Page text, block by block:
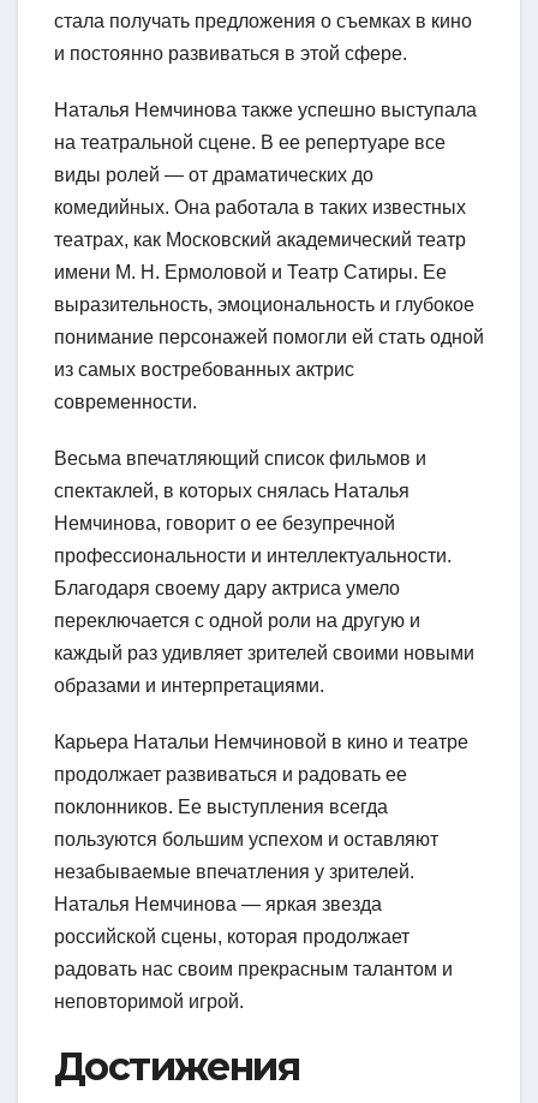
стала получать предложения о съемках в кино
и постоянно развиваться в этой сфере.
Наталья Немчинова также успешно выступала
на театральной сцене. В ее репертуаре все
виды ролей — от драматических до
комедийных. Она работала в таких известных
театрах, как Московский академический театр
имени М. Н. Ермоловой и Театр Сатиры. Ее
выразительность, эмоциональность и глубокое
понимание персонажей помогли ей стать одной
из самых востребованных актрис
современности.
Весьма впечатляющий список фильмов и
спектаклей, в которых снялась Наталья
Немчинова, говорит о ее безупречной
профессиональности и интеллектуальности.
Благодаря своему дару актриса умело
переключается с одной роли на другую и
каждый раз удивляет зрителей своими новыми
образами и интерпретациями.
Карьера Натальи Немчиновой в кино и театре
продолжает развиваться и радовать ее
поклонников. Ее выступления всегда
пользуются большим успехом и оставляют
незабываемые впечатления у зрителей.
Наталья Немчинова — яркая звезда
российской сцены, которая продолжает
радовать нас своим прекрасным талантом и
неповторимой игрой.
Достижения